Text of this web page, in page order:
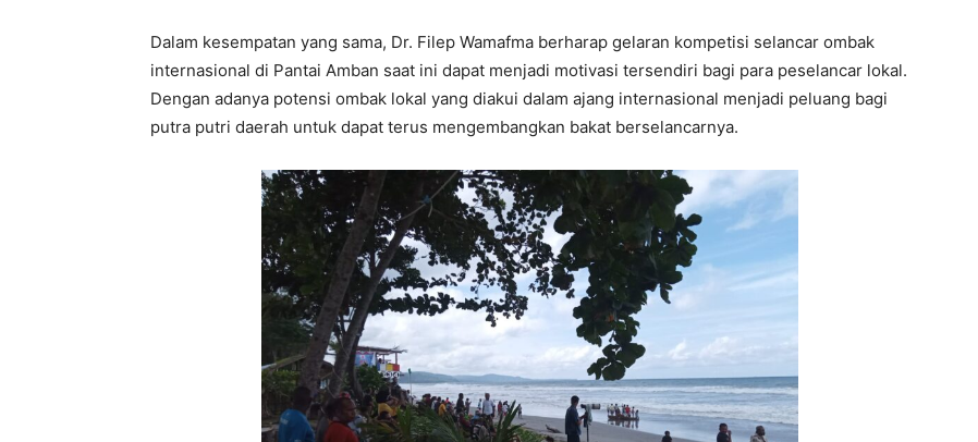
Dalam kesempatan yang sama, Dr. Filep Wamafma berharap gelaran kompetisi selancar ombak
internasional di Pantai Amban saat ini dapat menjadi motivasi tersendiri bagi para peselancar lokal.
Dengan adanya potensi ombak lokal yang diakui dalam ajang internasional menjadi peluang bagi
putra putri daerah untuk dapat terus mengembangkan bakat berselancarnya.